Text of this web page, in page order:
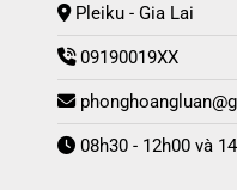
Pleiku - Gia Lai
09190019XX
08h30 - 12h00 và